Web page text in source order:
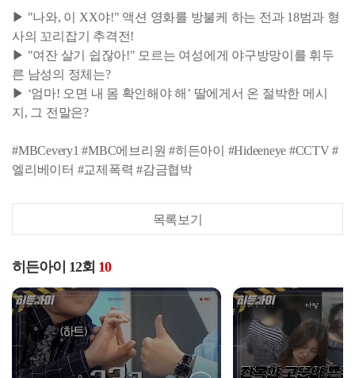
▶ "나와, 이 XX야!" 액션 영화를 방불케 하는 전과 18범과 형
사의 꼬리잡기 추격전!
▶ "여잔 살기 쉽잖아!" 모르는 여성에게 야구방망이를 휘두
른 남성의 정체는?
▶ ‘엄마! 오면 내 몸 확인해야 해’ 딸에게서 온 절박한 메시
지, 그 전말은?
#MBCevery1 #MBC에브리원 #히든아이 #Hideeneye #CCTV #
엘리베이터 #교제폭력 #감금협박
목록보기
히든아이 12회 10